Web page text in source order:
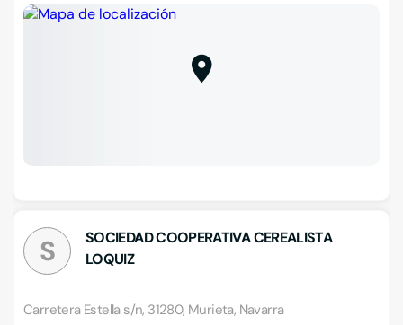
S
SOCIEDAD COOPERATIVA CEREALISTA
LOQUIZ
Carretera Estella s/n, 31280, Murieta, Navarra